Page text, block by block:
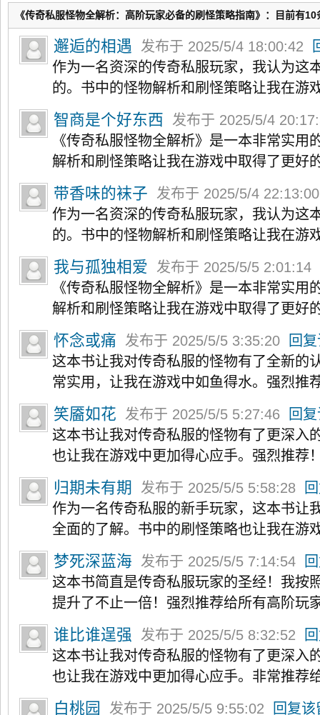
《传奇私服怪物全解析：高阶玩家必备的刷怪策略指南》：目前有10
邂逅的相遇 发布于 2025/5/4 18:00:42
作为一名资深的传奇私服玩家，我认为这
的。书中的怪物解析和刷怪策略让我在游
智商是个好东西
发布于 2025/5/4
《传奇私服怪物全解析》是一本非常实用
解析和刷怪策略让我在游戏中取得了更好
带香味的袜子
发布于 2025/5/4
作为一名资深的传奇私服玩家，我认为这
的。书中的怪物解析和刷怪策略让我在游
我与孤独相爱
发布于 2025/5/5 2:01:14
《传奇私服怪物全解析》是一本非常实用
解析和刷怪策略让我在游戏中取得了更好
怀念或痛 发布于 2025/5/5 3:35:20
回
这本书让我对传奇私服的怪物有了全新的
常实用，让我在游戏中如鱼得水。强烈推
笑靥如花 发布于 2025/5/5 5:27:46
回
这本书让我对传奇私服的怪物有了更深入
也让我在游戏中更加得心应手。强烈推荐
归期未有期 发布于 2025/5/5 5:58:28
作为一名传奇私服的新手玩家，这本书让
全面的了解。书中的刷怪策略也让我在游
梦死深蓝海 发布于 2025/5/5 7:14:54
这本书简直是传奇私服玩家的圣经！我按
提升了不止一倍！强烈推荐给所有高阶玩
谁比谁逞强 发布于 2025/5/5 8:32:52
这本书让我对传奇私服的怪物有了更深入
也让我在游戏中更加得心应手。非常推荐
白桃园 发布于 2025/5/5 9:55:02
回复该